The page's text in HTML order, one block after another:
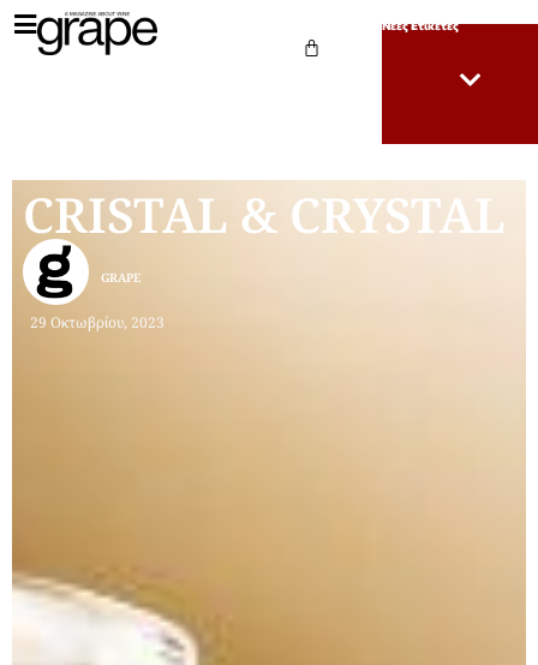
Νέες Ετικέτες
CRISTAL & CRYSTAL
29 Οκτωβρίου, 2023
GRAPE